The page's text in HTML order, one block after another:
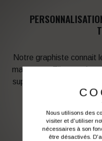
Notre graphiste connait
marquage. Elle sera à
support en fonction des
besoins d’image.
Vous souhaitez
Nous utilisons des
visiter et d'utiliser
nécessaires à son
être désactivés.